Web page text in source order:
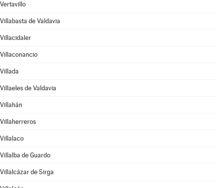
Vertavillo
Villabasta de Valdavia
Villacidaler
Villaconancio
Villada
Villaeles de Valdavia
Villahán
Villaherreros
Villalaco
Villalba de Guardo
Villalcázar de Sirga